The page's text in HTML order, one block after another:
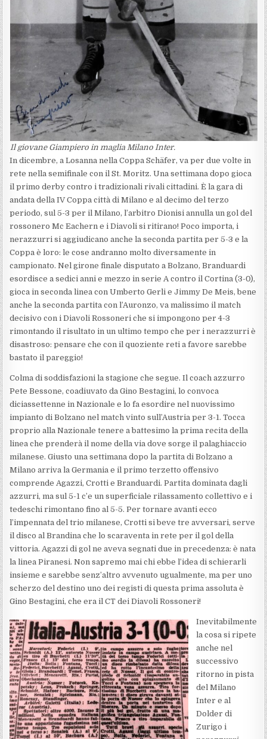
Il giovane Giampiero in maglia Milano Inter.
In dicembre, a Losanna nella Coppa Schäfer, va per due volte in
rete nella semifinale con il St. Moritz. Una settimana dopo gioca
il primo derby contro i tradizionali rivali cittadini. È la gara di
andata della IV Coppa città di Milano e al decimo del terzo
periodo, sul 5-3 per il Milano, l’arbitro Dionisi annulla un gol del
rossonero Mc Eachern e i Diavoli si ritirano! Poco importa, i
nerazzurri si aggiudicano anche la seconda partita per 5-3 e la
Coppa è loro: le cose andranno molto diversamente in
campionato. Nel girone finale disputato a Bolzano, Branduardi
esordisce a sedici anni e mezzo in serie A contro il Cortina (3-0),
gioca in seconda linea con Umberto Gerli e Jimmy De Meis, bene
anche la seconda partita con l’Auronzo, va malissimo il match
decisivo con i Diavoli Rossoneri che si impongono per 4-3
rimontando il risultato in un ultimo tempo che per i nerazzurri è
disastroso: pensare che con il quoziente reti a favore sarebbe
bastato il pareggio!
Colma di soddisfazioni la stagione che segue. Il coach azzurro
Pete Bessone, coadiuvato da Gino Bestagini, lo convoca
diciassettenne in Nazionale e lo fa esordire nel nuovissimo
impianto di Bolzano nel match vinto sull’Austria per 3-1. Tocca
proprio alla Nazionale tenere a battesimo la prima recita della
linea che prenderà il nome della via dove sorge il palaghiaccio
milanese. Giusto una settimana dopo la partita di Bolzano a
Milano arriva la Germania e il primo terzetto offensivo
comprende Agazzi, Crotti e Branduardi. Partita dominata dagli
azzurri, ma sul 5-1 c’e un superficiale rilassamento collettivo e i
tedeschi rimontano fino al 5-5. Per tornare avanti ecco
l’impennata del trio milanese, Crotti si beve tre avversari, serve
il disco al Brandina che lo scaraventa in rete per il gol della
vittoria. Agazzi di gol ne aveva segnati due in precedenza: è nata
la linea Piranesi. Non sapremo mai chi ebbe l’idea di schierarli
insieme e sarebbe senz’altro avvenuto ugualmente, ma per uno
scherzo del destino uno dei registi di questa prima assoluta è
Gino Bestagini, che era il CT dei Diavoli Rossoneri!
Inevitabilmente
la cosa si ripete
anche nel
successivo
ritorno in pista
del Milano
Inter e al
Dolder di
Zurigo i